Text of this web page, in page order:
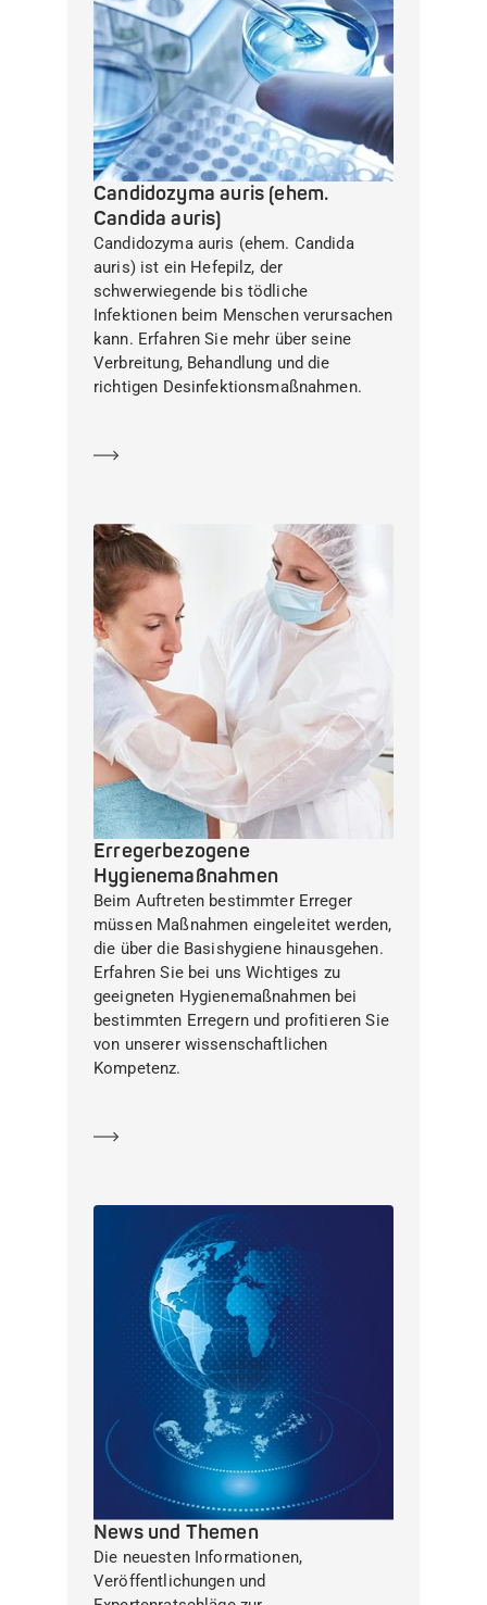
Candidozyma auris (ehem.
Candida auris)
Candidozyma auris (ehem. Candida
auris) ist ein Hefepilz, der
schwerwiegende bis tödliche
Infektionen beim Menschen verursachen
kann. Erfahren Sie mehr über seine
Verbreitung, Behandlung und die
richtigen Desinfektionsmaßnahmen.
Erregerbezogene
Hygienemaßnahmen
Beim Auftreten bestimmter Erreger
müssen Maßnahmen eingeleitet werden,
die über die Basishygiene hinausgehen.
Erfahren Sie bei uns Wichtiges zu
geeigneten Hygienemaßnahmen bei
bestimmten Erregern und profitieren Sie
von unserer wissenschaftlichen
Kompetenz.
News und Themen
Die neuesten Informationen,
Veröffentlichungen und